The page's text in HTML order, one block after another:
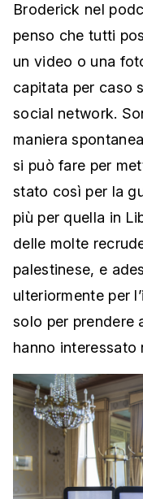
Broderick nel
penso che tutti
un video o una
capitata per caso
social network.
maniera
si può fare per
stato così per la
più per quella in
delle molte
palestinese, e
ulteriormente per
solo per prendere
hanno interessato